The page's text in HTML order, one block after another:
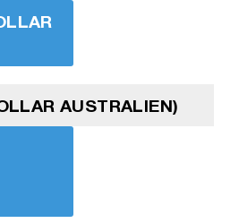
AUSTRALIEN)